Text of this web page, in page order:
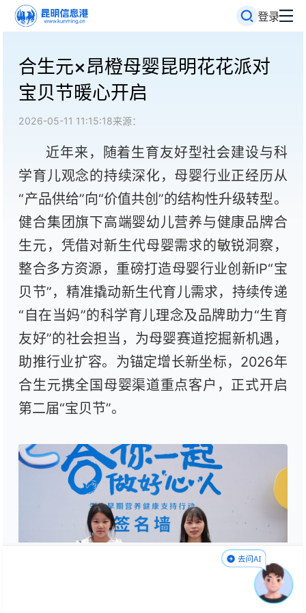
登录
合生元×昂橙母婴昆明花花派对
宝贝节暖心开启
2026-05-11 11:15:18来源：
近年来，随着生育友好型社会建设与科
学育儿观念的持续深化，母婴行业正经历从
“产品供给”向“价值共创”的结构性升级转型。
健合集团旗下高端婴幼儿营养与健康品牌合
生元，凭借对新生代母婴需求的敏锐洞察，
整合多方资源，重磅打造母婴行业创新IP“宝
贝节”，精准撬动新生代育儿需求，持续传递
“自在当妈”的科学育儿理念及品牌助力“生育
友好”的社会担当，为母婴赛道挖掘新机遇，
助推行业扩容。为锚定增长新坐标，2026年
合生元携全国母婴渠道重点客户，正式开启
第二届“宝贝节”。